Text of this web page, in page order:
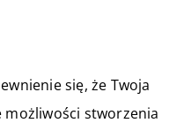
się, że Twoja
możliwości stworzenia